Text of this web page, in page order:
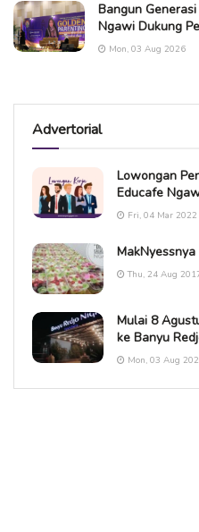
Bangun
Ngawi Dukung
Mon, 03 Aug 2026
Advertorial
Lowongan
Educafe
Fri, 04 Mar 2022
Thu, 24 Aug
Mulai 8
ke Banyu
Mon, 03 Aug